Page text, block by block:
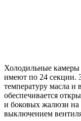
Холодильные
имеют по 24 секции.
температуру масла и
обеспечивается
и боковых жалюзи на
выключением